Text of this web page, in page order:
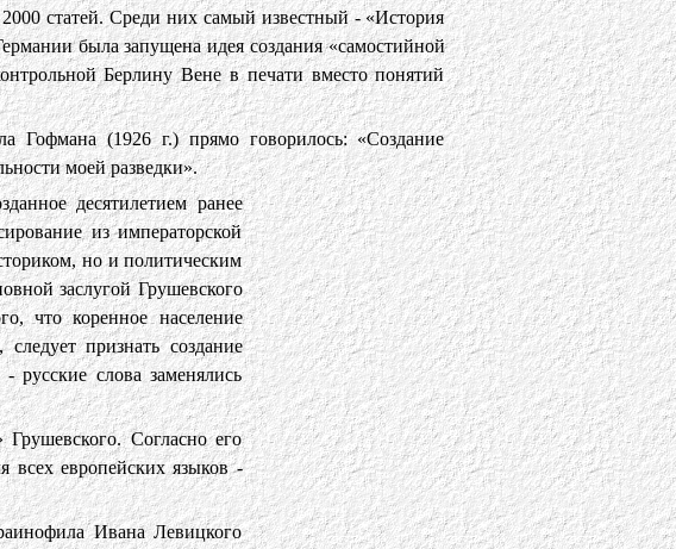
статей. Среди них самый известный - «История
была запущена идея создания «самостийной
Берлину Вене в печати вместо понятий
Гофмана (1926 г.) прямо говорилось: «Создание
моей разведки».
десятилетием ранее
из императорской
но и политическим
заслугой Грушевского
что коренное население
признать создание
русские слова заменялись
Согласно его
всех европейских языков -
Ивана Левицкого